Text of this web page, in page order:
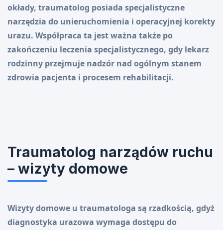
okłady, traumatolog posiada specjalistyczne
narzędzia do unieruchomienia i operacyjnej korekty
urazu. Współpraca ta jest ważna także po
zakończeniu leczenia specjalistycznego, gdy lekarz
rodzinny przejmuje nadzór nad ogólnym stanem
zdrowia pacjenta i procesem rehabilitacji.
Traumatolog narządów ruchu
– wizyty domowe
Wizyty domowe u traumatologa są rzadkością, gdyż
diagnostyka urazowa wymaga dostępu do